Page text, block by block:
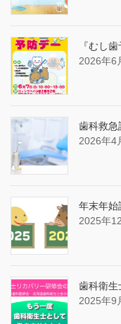
『むし
2026年6
歯科救急
2026年4
年末年始
2025年
歯科衛生
2025年9